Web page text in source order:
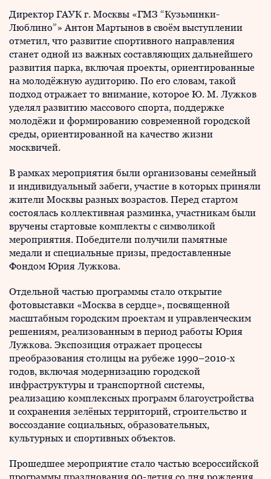
Директор ГАУК г. Москвы «ГМЗ “Кузьминки-
Люблино”» Антон Мартынов в своём выступлении
отметил, что развитие спортивного направления
станет одной из важных составляющих дальнейшего
развития парка, включая проекты, ориентированные
на молодёжную аудиторию. По его словам, такой
подход отражает то внимание, которое Ю. М. Лужков
уделял развитию массового спорта, поддержке
молодёжи и формированию современной городской
среды, ориентированной на качество жизни
москвичей.
В рамках мероприятия были организованы семейный
и индивидуальный забеги, участие в которых приняли
жители Москвы разных возрастов. Перед стартом
состоялась коллективная разминка, участникам были
вручены стартовые комплекты с символикой
мероприятия. Победители получили памятные
медали и специальные призы, предоставленные
Фондом Юрия Лужкова.
Отдельной частью программы стало открытие
фотовыставки «Москва в сердце», посвященной
масштабным городским проектам и управленческим
решениям, реализованным в период работы Юрия
Лужкова. Экспозиция отражает процессы
преобразования столицы на рубеже 1990–2010-х
годов, включая модернизацию городской
инфраструктуры и транспортной системы,
реализацию комплексных программ благоустройства
и сохранения зелёных территорий, строительство и
воссоздание социальных, образовательных,
культурных и спортивных объектов.
Прошедшее мероприятие стало частью всероссийской